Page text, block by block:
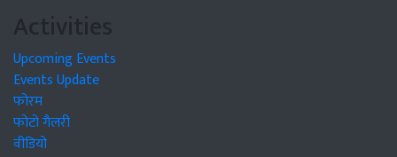
Activities
Upcoming Events
Events Update
फोरम
फोटो गैलरी
वीडियो